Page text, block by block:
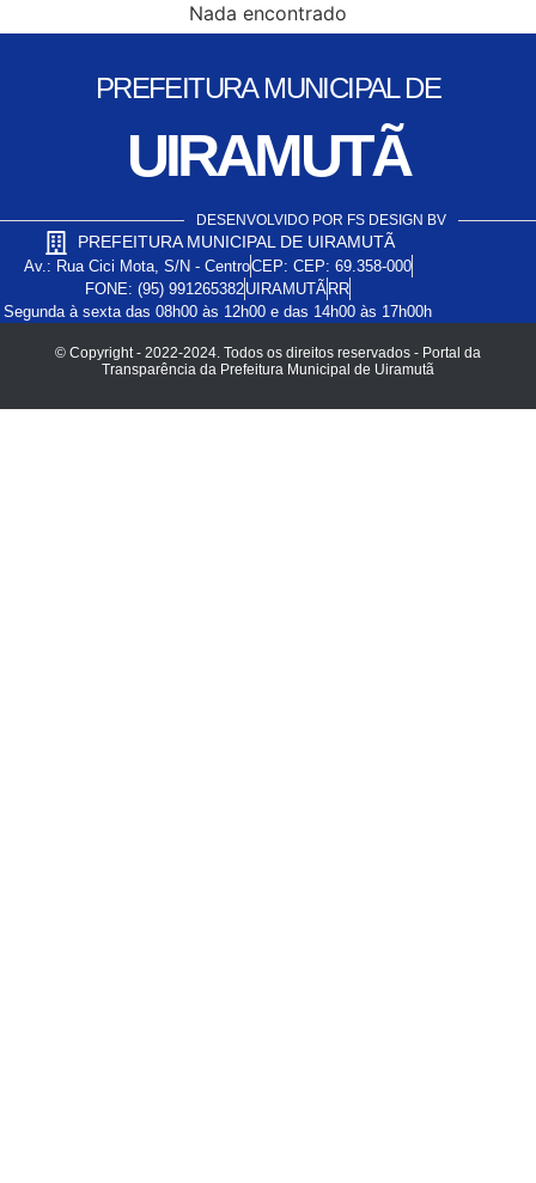
Nada encontrado
PREFEITURA MUNICIPAL DE
UIRAMUTÃ
DESENVOLVIDO POR FS DESIGN BV
PREFEITURA MUNICIPAL DE UIRAMUTÃ
Av.: Rua Cici Mota, S/N - CentroCEP: CEP: 69.358-000
FONE: (95) 991265382UIRAMUTÃ RR
Segunda à sexta das 08h00 às 12h00 e das 14h00 às 17h00h
© Copyright - 2022-2024. Todos os direitos reservados - Portal da
Transparência da Prefeitura Municipal de Uiramutã